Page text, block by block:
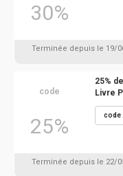
30%
Terminée depuis le 19/
code
25%
25%
Livre
code
Terminée depuis le 22/